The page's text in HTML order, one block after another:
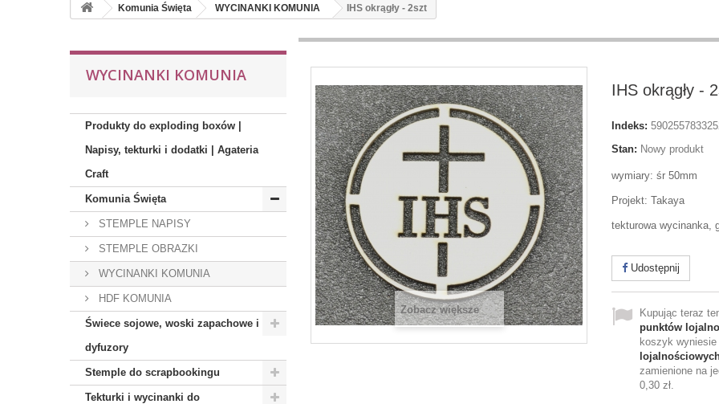
Komunia Święta WYCINANKI KOMUNIA IHS okrągły - 2szt
WYCINANKI KOMUNIA
Produkty do exploding boxów |
Napisy, tekturki i dodatki | Agateria
Craft
Komunia Święta
STEMPLE NAPISY
STEMPLE OBRAZKI
WYCINANKI KOMUNIA
HDF KOMUNIA
Świece sojowe, woski zapachowe i
dyfuzory
Stemple do scrapbookingu
Tekturki i wycinanki do
Zobacz większe
IHS okrągły -
Indeks:
Stan: Nowy produkt
wymiary: śr 50mm
Projekt: Takaya
tekturowa wycinanka,
Udostępnij
Kupując teraz
punktów
koszyk wyniesie
zamienione na
0,30 zł.